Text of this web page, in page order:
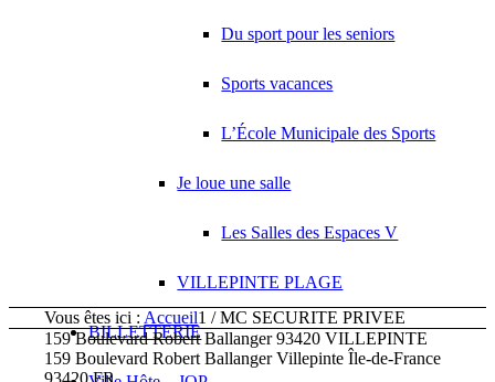
Du sport pour les seniors
Sports vacances
L’École Municipale des Sports
Je loue une salle
Les Salles des Espaces V
VILLEPINTE PLAGE
BILLETTERIE
Vous êtes ici : Accueil1 / MC SECURITE PRIVEE
159 Boulevard Robert Ballanger 93420 VILLEPINTE
159 Boulevard Robert Ballanger Villepinte Île-de-France
93420 FR